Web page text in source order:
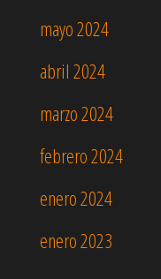
mayo 2024
abril 2024
marzo 2024
febrero 2024
enero 2024
enero 2023